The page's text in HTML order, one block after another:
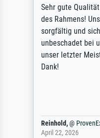
Sehr gute
des Rahmens!
sorgfältig und
unbeschadet bei
unser letzter
Dank!
Reinhold,@
April 22, 2026